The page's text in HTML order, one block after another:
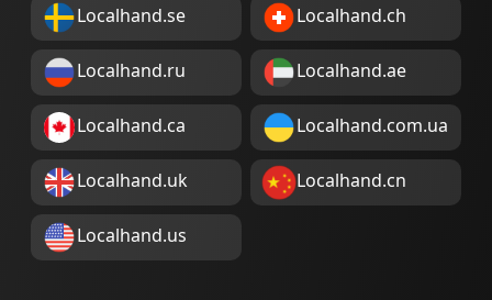
Localhand.se Localhand.ch
Localhand.ru Localhand.ae
Localhand.ca Localhand.com.ua
Localhand.uk Localhand.cn
Localhand.us